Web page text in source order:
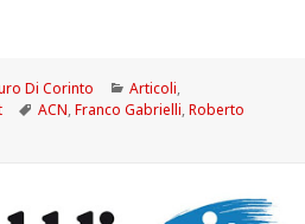
Di Corinto Categorie
Articoli,
Tag
ACN,Franco Gabrielli,Roberto